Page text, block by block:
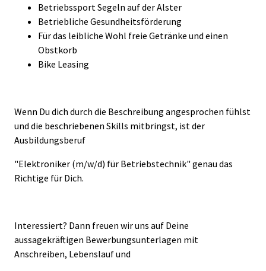
Betriebssport Segeln auf der Alster
Betriebliche Gesundheitsförderung
Für das leibliche Wohl freie Getränke und einen
Obstkorb
Bike Leasing
Wenn Du dich durch die Beschreibung angesprochen fühlst
und die beschriebenen Skills mitbringst, ist der
Ausbildungsberuf
"Elektroniker (m/w/d) für Betriebstechnik" genau das
Richtige für Dich.
Interessiert? Dann freuen wir uns auf Deine
aussagekräftigen Bewerbungsunterlagen mit
Anschreiben, Lebenslauf und